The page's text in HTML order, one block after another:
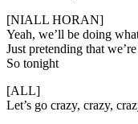
[NIALL HORAN]
Yeah, we’ll be doing
Just pretending that
So tonight
[ALL]
Let’s go crazy, crazy,